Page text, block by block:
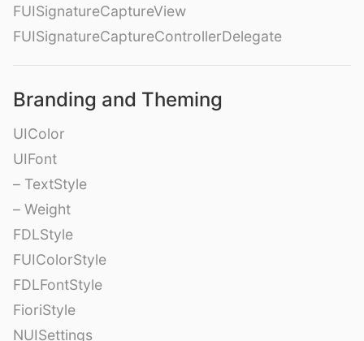
FUISignatureCaptureView
FUISignatureCaptureControllerDelegate
Branding and Theming
UIColor
UIFont
– TextStyle
– Weight
FDLStyle
FUIColorStyle
FDLFontStyle
FioriStyle
NUISettings